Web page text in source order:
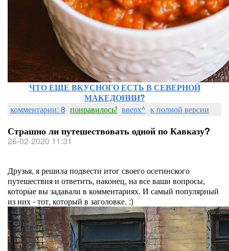
ЧТО ЕЩЕ ВКУСНОГО ЕСТЬ В СЕВЕРНОЙ
МАКЕДОНИИ?
комментарии: 8 понравилось! вверх^ к полной версии
Страшно ли путешествовать одной по Кавказу?
26-02-2020 11:31
Друзья, я решила подвести итог своего осетинского
путешествия и ответить, наконец, на все ваши вопросы,
которые вы задавали в комментариях. И самый популярный
из них - тот, который в заголовке. :)